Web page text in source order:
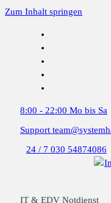
Zum Inhalt springen
8:00 - 22:00 Mo bis Sa
Support
24 / 7 030 54874086
IT & EDV Notdienst